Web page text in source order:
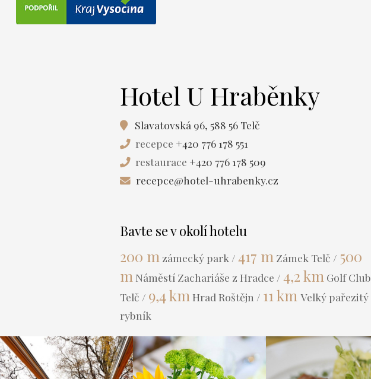
Hotel U Hraběnky
Slavatovská 96, 588 56 Telč
recepce +420 776 178 551
restaurace +420 776 178 509
recepce@hotel-uhrabenky.cz
Bavte se v okolí hotelu
200 m zámecký park / 417 m Zámek Telč / 500
m Náměstí Zachariáše z Hradce / 4,2 km Golf Club
Telč / 9,4 km Hrad Roštějn / 11 km Velký pařezitý
rybník